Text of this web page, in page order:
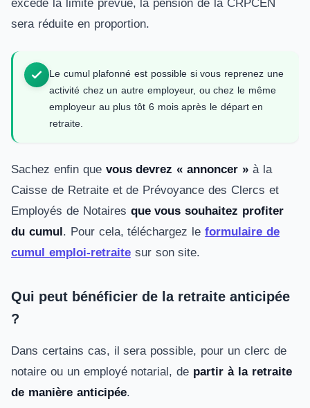
excède la limite prévue, la pension de la CRPCEN
sera réduite en proportion.
Le cumul plafonné est possible si vous reprenez une
activité chez un autre employeur, ou chez le même
employeur au plus tôt 6 mois après le départ en
retraite.
Sachez enfin que vous devrez « annoncer »à la
Caisse de Retraite et de Prévoyance des Clercs et
Employés de Notaires que vous souhaitez profiter
du cumul. Pour cela, téléchargez leformulaire de
cumul emploi-retraitesur son site.
Qui peut bénéficier de la retraite anticipée
?
Dans certains cas, il sera possible, pour un clerc de
notaire ou un employé notarial, de partir à la retraite
de manière anticipée.